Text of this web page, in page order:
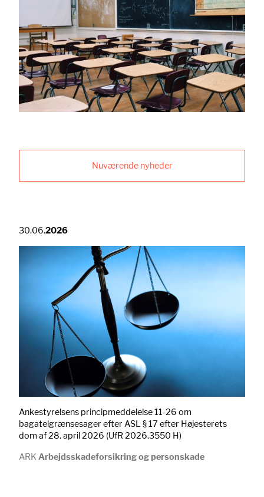
Nuværende nyheder
30.06.2026
Ankestyrelsens principmeddelelse 11-26 om
bagatelgrænsesager efter ASL § 17 efter Højesterets
dom af 28. april 2026 (UfR 2026.3550 H)
ARK Arbejdsskadeforsikring og personskade